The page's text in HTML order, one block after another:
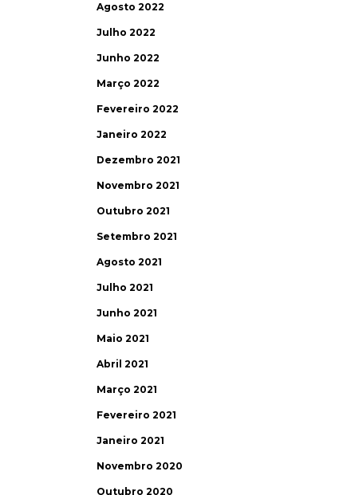
Agosto 2022
Julho 2022
Junho 2022
Março 2022
Fevereiro 2022
Janeiro 2022
Dezembro 2021
Novembro 2021
Outubro 2021
Setembro 2021
Agosto 2021
Julho 2021
Junho 2021
Maio 2021
Abril 2021
Março 2021
Fevereiro 2021
Janeiro 2021
Novembro 2020
Outubro 2020